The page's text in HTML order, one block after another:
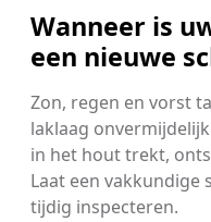
Wanneer is
een nieuwe
Zon, regen en vorst
laklaag
in het hout trekt,
Laat een
tijdig inspecteren.